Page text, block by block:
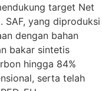
target Net
SAF, yang diproduksi
dengan bahan
bakar sintetis
hingga 84%
serta telah